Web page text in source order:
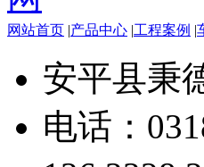
网站首页 |产品中心 |工程案例 |
安平县秉
电话：